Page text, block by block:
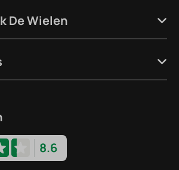
De Wielen
8.6